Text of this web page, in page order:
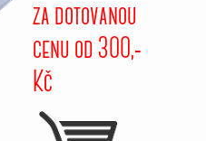
za dotovanou
cenu od 3OO,-
Kč